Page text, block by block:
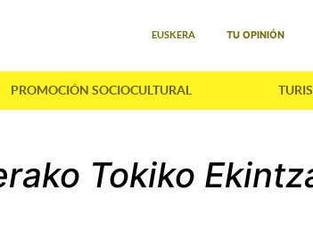
EUSKERA TU OPINIÓN
PROMOCIÓN SOCIOCULTURAL
Tokiko